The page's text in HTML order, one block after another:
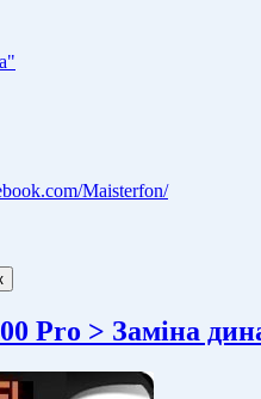
Maisterfon/
Pro > Заміна